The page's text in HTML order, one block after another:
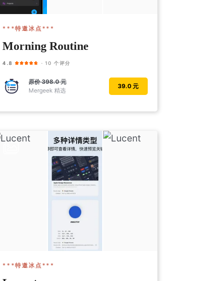
***特邀冰点***
Morning Routine
4.8 · 10 个评分
原价398.0 元
Mergeek 精选
39.0 元
***特邀冰点***